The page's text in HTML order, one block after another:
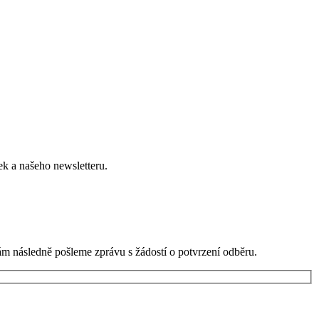
a našeho newsletteru.
následně pošleme zprávu s žádostí o potvrzení odběru.